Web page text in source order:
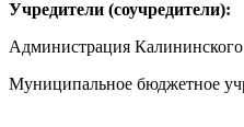
Учредители (соучредители):
Администрация
Муниципальное бюджетное